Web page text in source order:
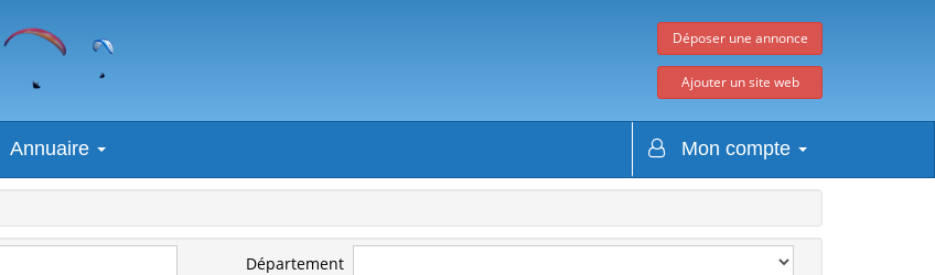
Déposer une annonce
Ajouter un site web
Annuaire Mon compte
Département